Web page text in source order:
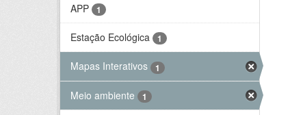
APP 1
Estação Ecológica 1
Mapas Interativos 1
Meio ambiente 1